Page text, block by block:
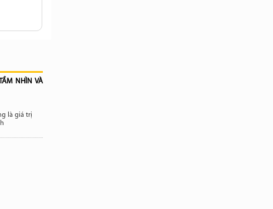
NHÌN VÀ
là giá trị